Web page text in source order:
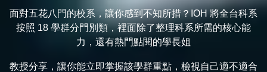
面對五花八門的校系，讓你感到不知所措？IOH 將全台科系
按照 18 學群分門別類，裡面除了整理科系所需的核心能
力，還有熱門點閱的學長姐
教授分享，讓你能立即掌握該學群重點，檢視自己適不適合